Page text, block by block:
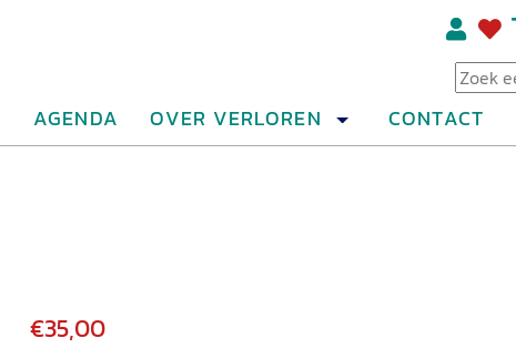
AGENDA OVER VERLOREN CONTACT
€35,00